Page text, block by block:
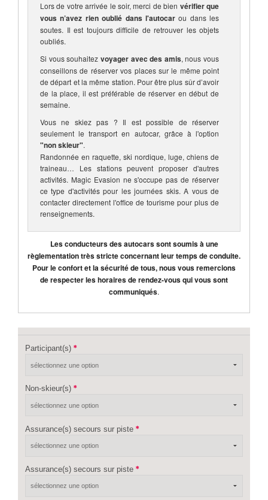
Lors de votre arrivée le soir, merci de bien vérifier que
vous n’avez rien oublié dans l'autocarou dans les
soutes. Il est toujours difficile de retrouver les objets
oubliés.
Si vous souhaitez voyager avec des amis, nous vous
conseillons de réserver vos places sur le même point
de départ et la même station. Pour être plus sûr d’avoir
de la place, il est préférable de réserver en début de
semaine.
Vous ne skiez pas ? Il est possible de réserver
seulement le transport en autocar, grâce à l'option
"non skieur".
Randonnée en raquette, ski nordique, luge, chiens de
traineau… Les stations peuvent proposer d'autres
activités. Magic Evasion ne s'occupe pas de réserver
ce type d'activités pour les journées skis. A vous de
contacter directement l'office de tourisme pour plus de
renseignements.
Les conducteurs des autocars sont soumis à une
règlementation très stricte concernant leur temps de conduite.
Pour le confort et la sécurité de tous, nous vous remercions
de respecter les horaires de rendez-vous qui vous sont
communiqués.
Participant(s)
Non-skieur(s)
Assurance(s) secours sur piste
Assurance(s) secours sur piste